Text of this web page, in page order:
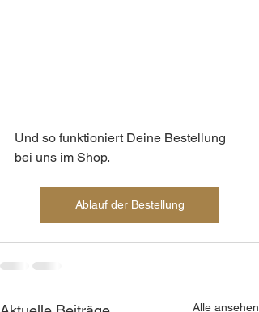
Und so funktioniert Deine Bestellung
bei uns im Shop.
Ablauf der Bestellung
Alle ansehen